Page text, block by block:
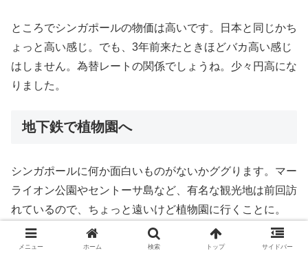
ところでシンガポールの物価は高いです。日本と同じかち
ょっと高い感じ。でも、3年前来たときほどバカ高い感じ
はしません。為替レートの関係でしょうね。少々円高にな
りました。
地下鉄で植物園へ
シンガポールに何か面白いものがないかググります。マー
ライオン公園やセントーサ島など、有名な観光地は前回訪
れているので、ちょっと遠いけど植物園に行くことに。
チャンギ空港駅から、地下鉄（MRT）の東西線（East
メニュー ホーム 検索 トップ サイドバー